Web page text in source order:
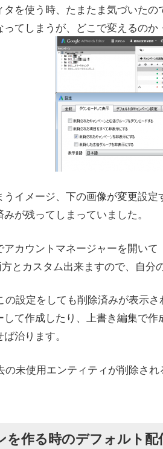
タを使う時、たまたま気づいた
てしまうが、どこで変えるのか
イメージ、下の画像が変更設
が残ってしまっていました。
カウントマネージャーを開い
とカスタム出来ますので、自分
設定をしても削除済みが表示
して作成したり、上書き編集で
治ります。
の未使用エンティティが削除さ
を作る時のデフォルト配